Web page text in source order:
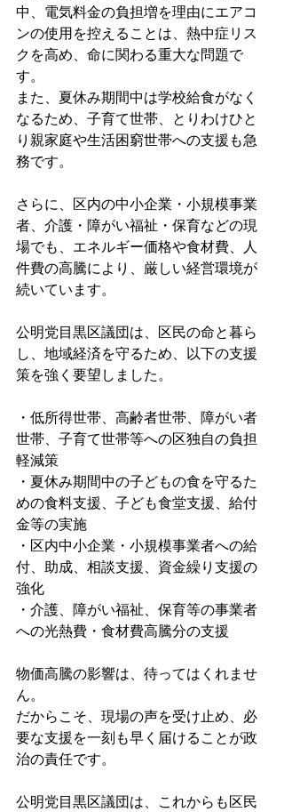
中、電気料金の負担増を理由にエアコ
ンの使用を控えることは、熱中症リス
クを高め、命に関わる重大な問題で
す。
また、夏休み期間中は学校給食がなく
なるため、子育て世帯、とりわけひと
り親家庭や生活困窮世帯への支援も急
務です。
さらに、区内の中小企業・小規模事業
者、介護・障がい福祉・保育などの現
場でも、エネルギー価格や食材費、人
件費の高騰により、厳しい経営環境が
続いています。
公明党目黒区議団は、区民の命と暮ら
し、地域経済を守るため、以下の支援
策を強く要望しました。
・低所得世帯、高齢者世帯、障がい者
世帯、子育て世帯等への区独自の負担
軽減策
・夏休み期間中の子どもの食を守るた
めの食料支援、子ども食堂支援、給付
金等の実施
・区内中小企業・小規模事業者への給
付、助成、相談支援、資金繰り支援の
強化
・介護、障がい福祉、保育等の事業者
への光熱費・食材費高騰分の支援
物価高騰の影響は、待ってはくれませ
ん。
だからこそ、現場の声を受け止め、必
要な支援を一刻も早く届けることが政
治の責任です。
公明党目黒区議団は、これからも区民